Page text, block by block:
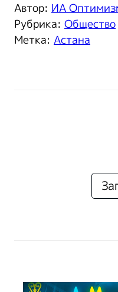
Автор: ИА
Рубрика: Общество
Метка: Астана